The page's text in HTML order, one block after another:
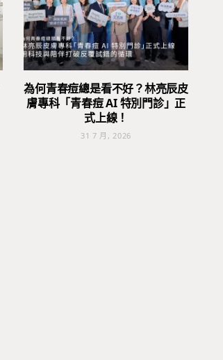
為何青春痘總是看不好？林亮辰皮
膚專科「青春痘 AI 特別門診」正
式上線！
31 7 月, 2026